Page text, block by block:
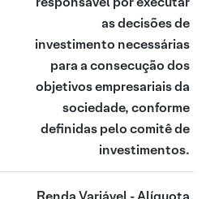
as decisões de
investimento necessárias
para a consecução dos
objetivos empresariais da
sociedade, conforme
definidas pelo comitê de
investimentos.